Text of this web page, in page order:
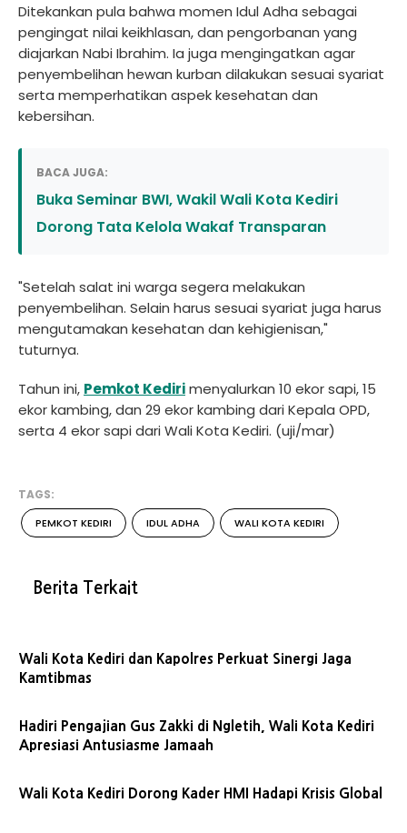
Ditekankan pula bahwa momen Idul Adha sebagai
pengingat nilai keikhlasan, dan pengorbanan yang
diajarkan Nabi Ibrahim. Ia juga mengingatkan agar
penyembelihan hewan kurban dilakukan sesuai syariat
serta memperhatikan aspek kesehatan dan
kebersihan.
BACA JUGA:
Buka Seminar BWI, Wakil Wali Kota Kediri
Dorong Tata Kelola Wakaf Transparan
"Setelah salat ini warga segera melakukan
penyembelihan. Selain harus sesuai syariat juga harus
mengutamakan kesehatan dan kehigienisan,"
tuturnya.
Tahun ini, Pemkot Kedirimenyalurkan 10 ekor sapi, 15
ekor kambing, dan 29 ekor kambing dari Kepala OPD,
serta 4 ekor sapi dari Wali Kota Kediri. (uji/mar)
TAGS:
PEMKOT KEDIRI IDUL ADHA WALI KOTA KEDIRI
Berita Terkait
Wali Kota Kediri dan Kapolres Perkuat Sinergi Jaga
Kamtibmas
Hadiri Pengajian Gus Zakki di Ngletih, Wali Kota Kediri
Apresiasi Antusiasme Jamaah
Wali Kota Kediri Dorong Kader HMI Hadapi Krisis Global